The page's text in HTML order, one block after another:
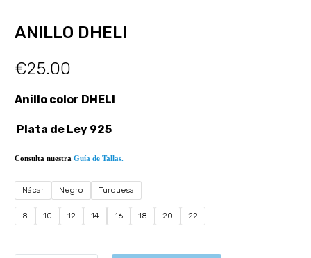
ANILLO DHELI
€25.00
Anillo color DHELI
Plata de Ley 925
Consulta nuestra Guía de Tallas.
Nácar Negro Turquesa
8 10 12 14 16 18 20 22